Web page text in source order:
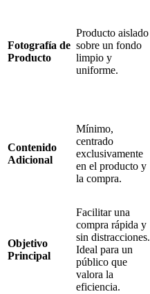
Fotografía de
Producto
Producto aislado
sobre un fondo
limpio y
uniforme.
Contenido
Adicional
Mínimo,
centrado
exclusivamente
en el producto y
la compra.
Objetivo
Principal
Facilitar una
compra rápida y
sin distracciones.
Ideal para un
público que
valora la
eficiencia.